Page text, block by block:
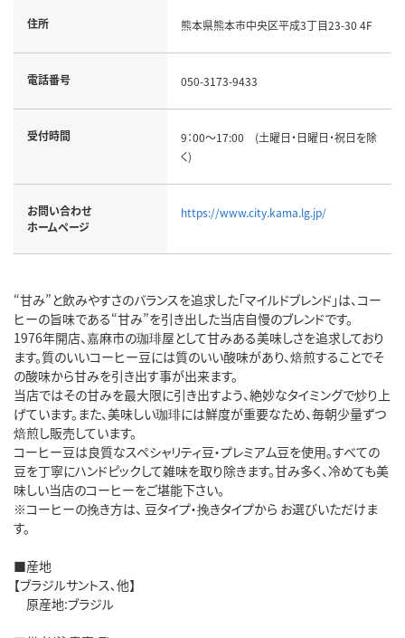
住所 熊本県熊本市中央区平成3丁目23-30 4F
電話番号 050-3173-9433
受付時間
9：00～17:00 (土曜日・日曜日・祝日を除
く)
お問い合わせ
ホームページ
https://www.city.kama.lg.jp/
“甘み”と飲みやすさのバランスを追求した「マイルドブレンド」は、コー
ヒーの旨味である“甘み”を引き出した当店自慢のブレンドです。
1976年開店、嘉麻市の珈琲屋として甘みある美味しさを追求しており
ます。質のいいコーヒー豆には質のいい酸味があり、焙煎することでそ
の酸味から甘みを引き出す事が出来ます。
当店ではその甘みを最大限に引き出すよう、絶妙なタイミングで炒り上
げています。また、美味しい珈琲には鮮度が重要なため、毎朝少量ずつ
焙煎し販売しています。
コーヒー豆は良質なスペシャリティ豆・プレミアム豆を使用。すべての
豆を丁寧にハンドピックして雑味を取り除きます。甘み多く、冷めても美
味しい当店のコーヒーをご堪能下さい。
※コーヒーの挽き方は、 豆タイプ・挽きタイプから お選びいただけま
す。
■産地
【ブラジルサントス､他】
原産地:ブラジル